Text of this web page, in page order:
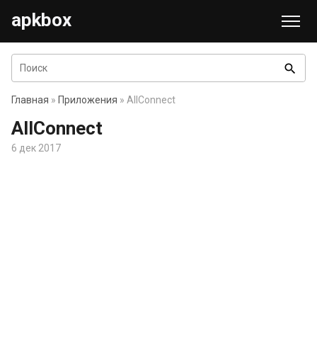
apkbox
search
Главная » Приложения » AllConnect
AllConnect
6 дек 2017